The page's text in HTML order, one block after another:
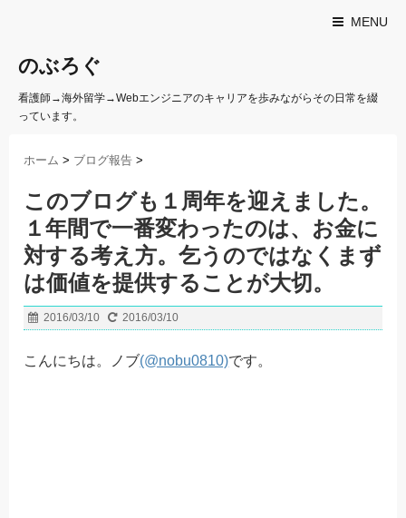
MENU
のぶろぐ
看護師→海外留学→Webエンジニアのキャリアを歩みながらその日常を綴
っています。
ホーム > ブログ報告 >
このブログも１周年を迎えました。
１年間で一番変わったのは、お金に
対する考え方。乞うのではなくまず
は価値を提供することが大切。
2016/03/10 2016/03/10
こんにちは。ノブ(@nobu0810)です。